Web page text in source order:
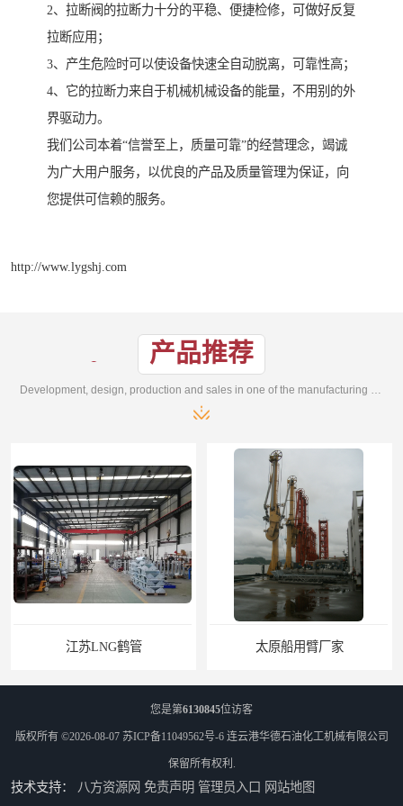
2、拉断阀的拉断力十分的平稳、便捷检修，可做好反复
拉断应用；
3、产生危险时可以使设备快速全自动脱离，可靠性高；
4、它的拉断力来自于机械机械设备的能量，不用别的外
界驱动力。
我们公司本着“信誉至上，质量可靠”的经营理念，竭诚
为广大用户服务，以优良的产品及质量管理为保证，向
您提供可信赖的服务。
http://www.lygshj.com
产品推荐
江苏LNG鹤管 太原船用臂厂家
您是第6130845位访客
版权所有 ©2026-08-07 苏ICP备11049562号-6 连云港华德石油化工机械有限公司
保留所有权利.
技术支持： 八方资源网 免责声明 管理员入口 网站地图